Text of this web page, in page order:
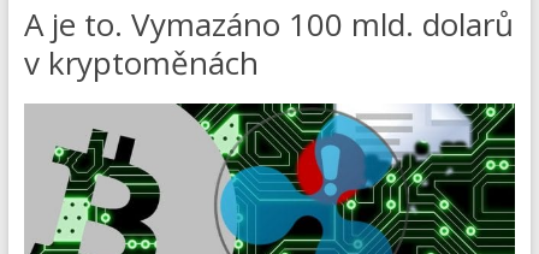
A je to. Vymazáno 100 mld. dolarů
v kryptoměnách